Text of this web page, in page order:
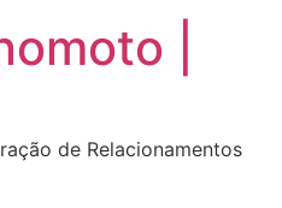
|
de Relacionamentos